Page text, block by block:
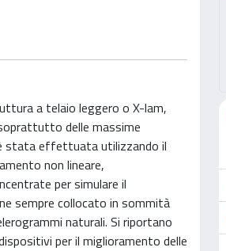
a telaio leggero o X-lam,
delle massime
stata effettuata utilizzando il
non lineare,
per simulare il
sempre collocato in sommità
naturali. Si riportano
per il miglioramento delle